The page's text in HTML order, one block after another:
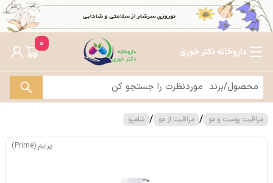
داروخانه دکتر خوری
0
مراقبت پوست و مو / مراقبت از مو / شامپو
پرایم (Prime)